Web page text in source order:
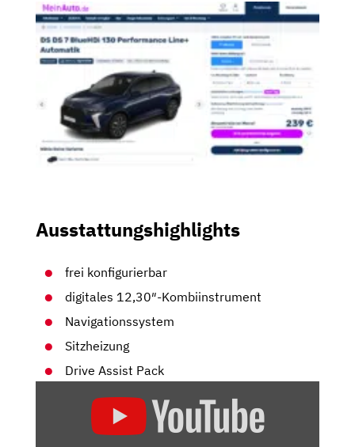
Ausstattungshighlights
frei konfigurierbar
digitales 12,30″-Kombiinstrument
Navigationssystem
Sitzheizung
Drive Assist Pack